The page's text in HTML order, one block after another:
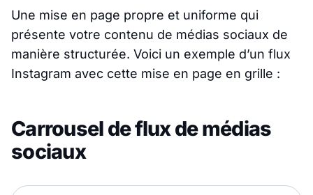
Une mise en page propre et uniforme qui
présente votre contenu de médias sociaux de
manière structurée. Voici un exemple d’un flux
Instagram avec cette mise en page en grille :
Carrousel de flux de médias
sociaux